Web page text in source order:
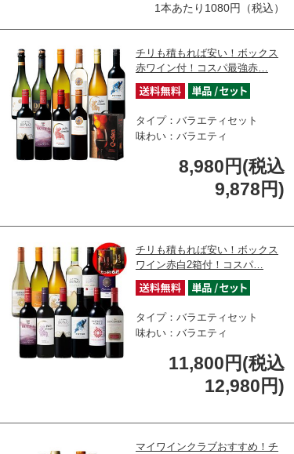
1本あたり1080円（税込）
チリも積もれば安い！ボックス
赤ワイン付！コスパ最強赤…
タイプ：バラエティセット
味わい：バラエティ
8,980円(税込
9,878円)
チリも積もれば安い！ボックス
ワイン赤白2箱付！コスパ…
タイプ：バラエティセット
味わい：バラエティ
11,800円(税込
12,980円)
マイワインクラブおすすめ！チ